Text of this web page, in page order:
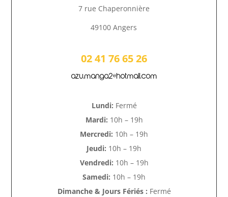
7 rue Chaperonnière
49100 Angers
02 41 76 65 26
azu.manga2@hotmail.com
Lundi: Fermé
Mardi: 10h – 19h
Mercredi: 10h – 19h
Jeudi: 10h – 19h
Vendredi: 10h – 19h
Samedi: 10h – 19h
Dimanche & Jours Fériés : Fermé